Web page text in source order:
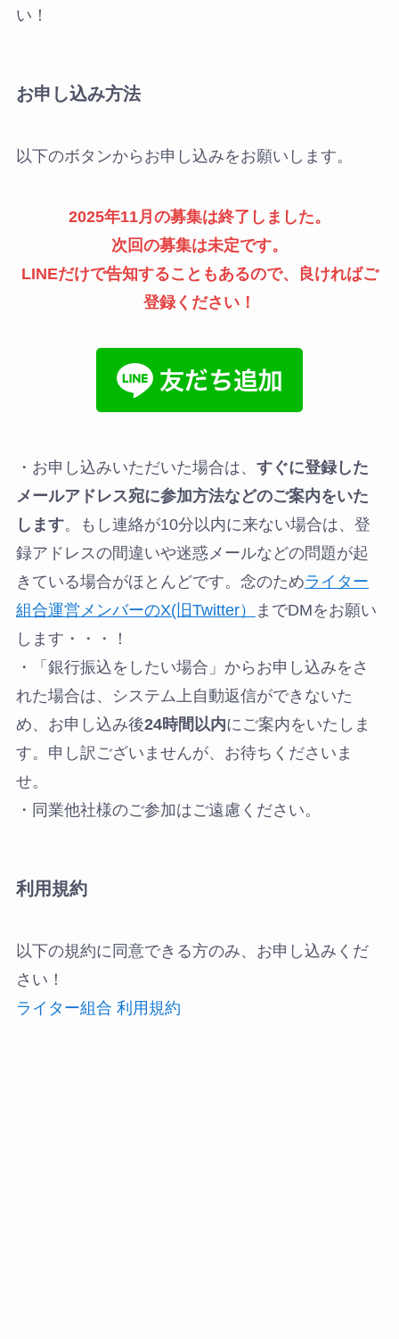
い！
お申し込み方法
以下のボタンからお申し込みをお願いします。
2025年11月の募集は終了しました。
次回の募集は未定です。
LINEだけで告知することもあるので、良ければご
登録ください！
・お申し込みいただいた場合は、 すぐに登録した
メールアドレス宛に参加方法などのご案内をいた
します。もし連絡が10分以内に来ない場合は、登
録アドレスの間違いや迷惑メールなどの問題が起
きている場合がほとんどです。念のためライター
組合運営メンバーのX(旧Twitter）
までDMをお願い
します・・・！
・「銀行振込をしたい場合」からお申し込みをさ
れた場合は、システム上自動返信ができないた
め、お申し込み後24時間以内にご案内をいたしま
す。申し訳ございませんが、お待ちくださいま
せ。
・同業他社様のご参加はご遠慮ください。
利用規約
以下の規約に同意できる方のみ、お申し込みくだ
さい！
ライター組合 利用規約